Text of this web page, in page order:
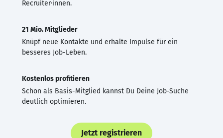
Recruiter·innen.
21 Mio. Mitglieder
Knüpf neue Kontakte und erhalte Impulse für ein
besseres Job-Leben.
Kostenlos profitieren
Schon als Basis-Mitglied kannst Du Deine Job-Suche
deutlich optimieren.
Jetzt registrieren